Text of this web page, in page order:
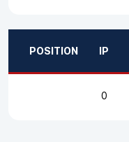
POSITION IP
0